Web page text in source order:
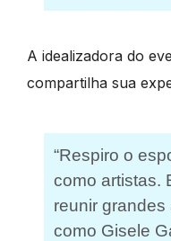
A idealizadora do
compartilha sua
“Respiro o
como artistas.
reunir
como Gisele